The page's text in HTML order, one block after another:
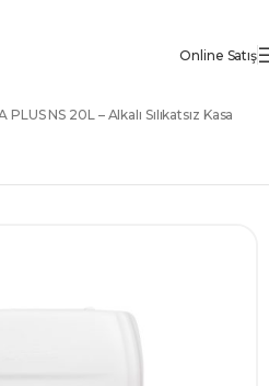
Online Satış
PLUS NS 20L – Alkali Silikatsız Kasa